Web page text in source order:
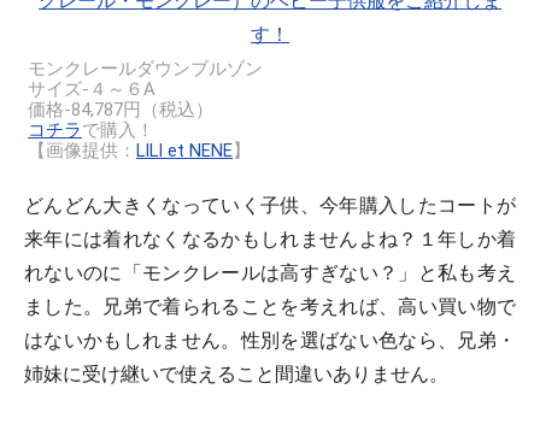
モンクレールダウンブルゾン
サイズ-４～６A
価格-84,787円（税込）
コチラで購入！
【画像提供： LILI et NENE】
どんどん大きくなっていく子供、今年購入したコートが
来年には着れなくなるかもしれませんよね？１年しか着
れないのに「モンクレールは高すぎない？」と私も考え
ました。兄弟で着られることを考えれば、高い買い物で
はないかもしれません。性別を選ばない色なら、兄弟・
姉妹に受け継いで使えること間違いありません。